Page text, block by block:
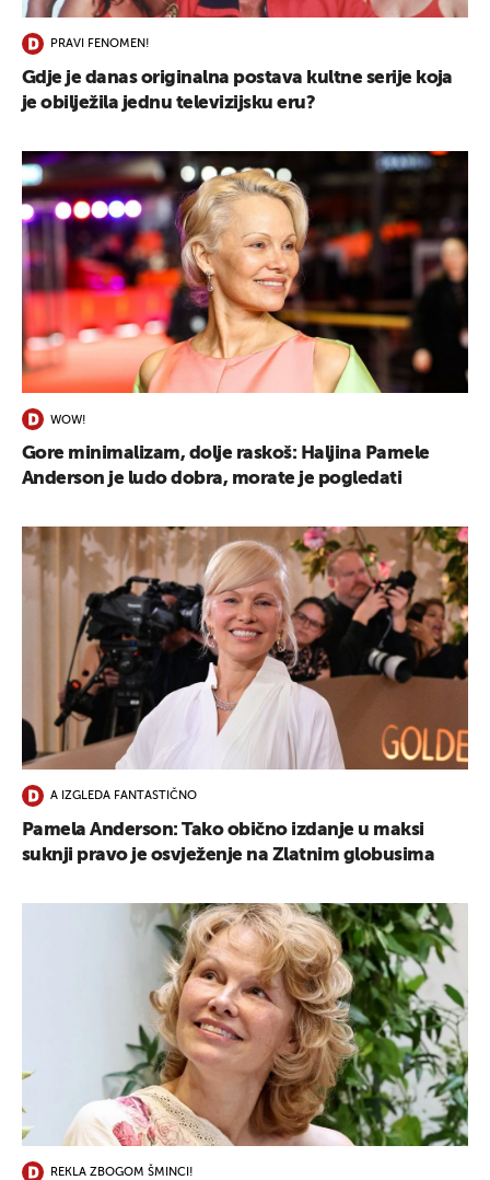
PRAVI FENOMEN!
Gdje je danas originalna postava kultne serije koja
je obilježila jednu televizijsku eru?
WOW!
Gore minimalizam, dolje raskoš: Haljina Pamele
Anderson je ludo dobra, morate je pogledati
A IZGLEDA FANTASTIČNO
Pamela Anderson: Tako obično izdanje u maksi
suknji pravo je osvježenje na Zlatnim globusima
REKLA ZBOGOM ŠMINCI!